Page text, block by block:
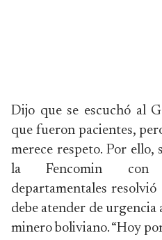
Dijo que se escuchó al
que fueron pacientes,
merece respeto. Por ello,
la Fencomin con
departamentales
debe atender de urgencia
minero boliviano. “Hoy